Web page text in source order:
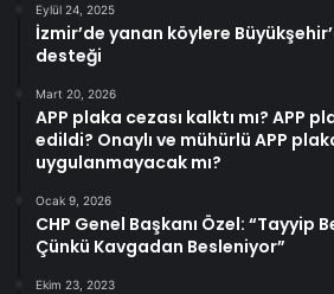
Eylül 24, 2025
İzmir’de yanan köylere
desteği
Mart 20, 2026
APP plaka cezası kalktı mı? APP
edildi? Onaylı ve mühürlü APP
uygulanmayacak mı?
Ocak 9, 2026
CHP Genel Başkanı Özel: “Tayyip
Çünkü Kavgadan Besleniyor”
Ekim 23, 2023